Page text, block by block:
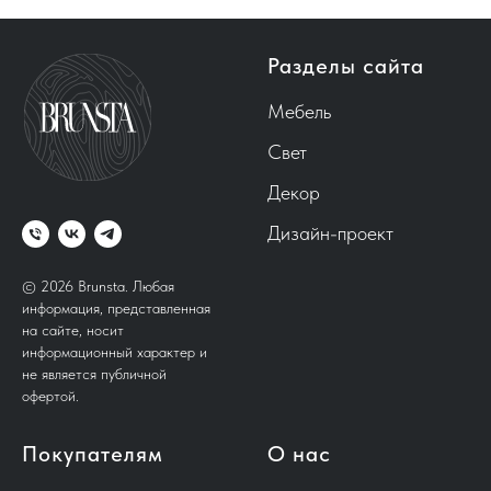
© 2026 Brunsta. Любая
информация, представленная
на сайте, носит
информационный характер и
не является публичной
офертой.
Разделы сайта
Мебель
Свет
Декор
Дизайн-проект
Покупателям О нас